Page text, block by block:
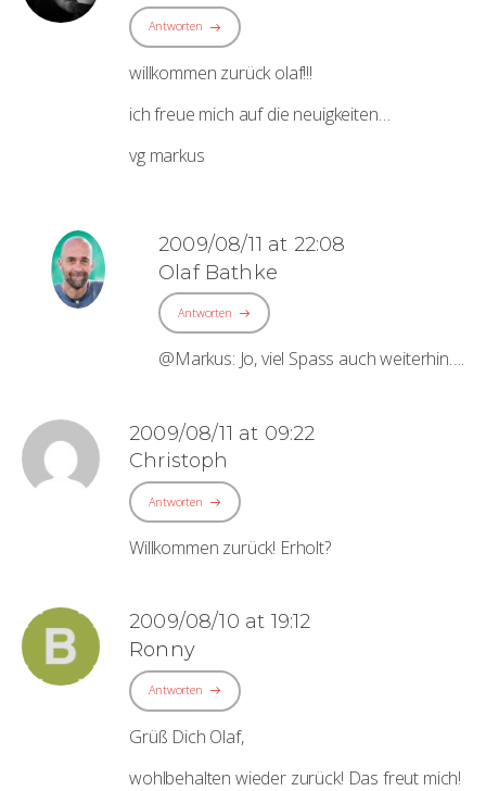
Antworten
willkommen zurück olaf!!!
ich freue mich auf die neuigkeiten…
vg markus
2009/08/11 at 22:08
Olaf Bathke
Antworten
@Markus: Jo, viel Spass auch weiterhin….
2009/08/11 at 09:22
Christoph
Antworten
Willkommen zurück! Erholt?
2009/08/10 at 19:12
Ronny
Antworten
Grüß Dich Olaf,
wohlbehalten wieder zurück! Das freut mich!